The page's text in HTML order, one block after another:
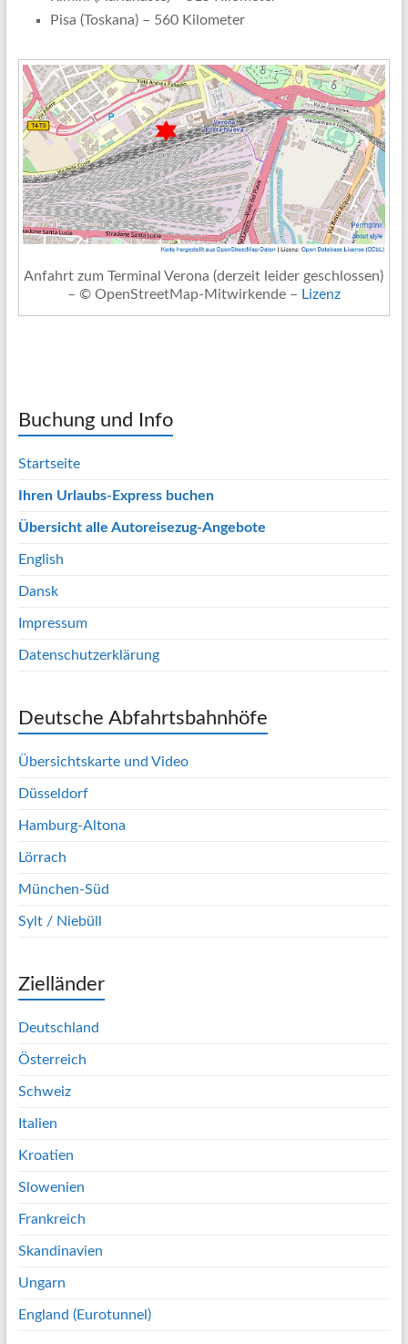
Pisa (Toskana) – 560 Kilometer
Anfahrt zum Terminal Verona (derzeit leider geschlossen)
– © OpenStreetMap-Mitwirkende – Lizenz
Buchung und Info
Startseite
Ihren Urlaubs-Express buchen
Übersicht alle Autoreisezug-Angebote
English
Dansk
Impressum
Datenschutzerklärung
Deutsche Abfahrtsbahnhöfe
Übersichtskarte und Video
Düsseldorf
Hamburg-Altona
Lörrach
München-Süd
Sylt / Niebüll
Zielländer
Deutschland
Österreich
Schweiz
Italien
Kroatien
Slowenien
Frankreich
Skandinavien
Ungarn
England (Eurotunnel)